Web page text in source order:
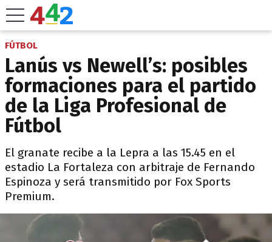
FÚTBOL
Lanús vs Newell’s: posibles
formaciones para el partido
de la Liga Profesional de
Fútbol
El granate recibe a la Lepra a las 15.45 en el
estadio La Fortaleza con arbitraje de Fernando
Espinoza y será transmitido por Fox Sports
Premium.